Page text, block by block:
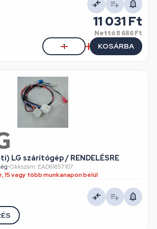
11 031 Ft
Nettó8 686 Ft
KOSÁRBA
LG szárítógép / RENDELÉSRE
•Cikkszám: EAD61857107
15 vagy több munkanapon belül